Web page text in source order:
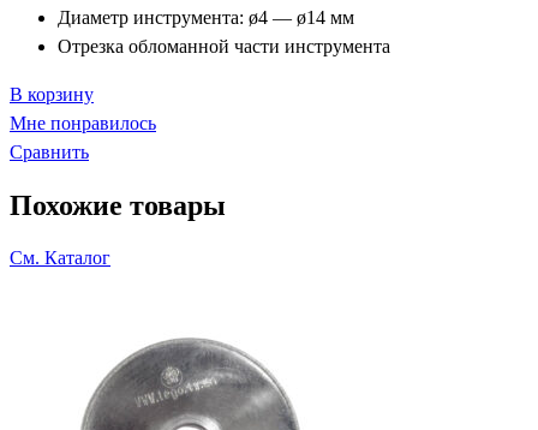
Диаметр инструмента: ø4 — ø14 мм
Отрезка обломанной части инструмента
В корзину
Мне понравилось
Сравнить
Похожие товары
См. Каталог